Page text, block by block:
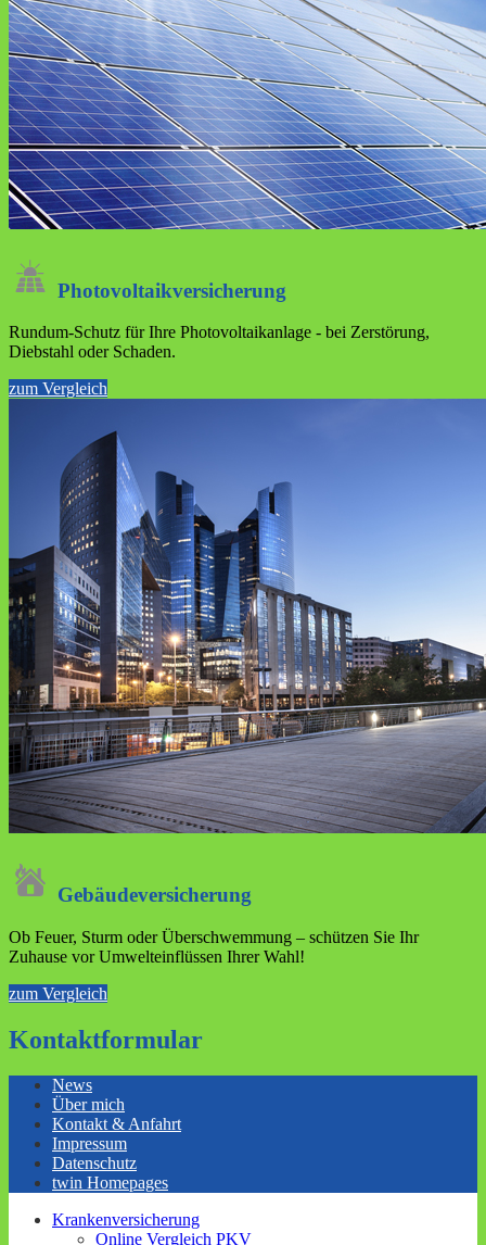
Photo­voltaik­versicherung
Rundum-Schutz für Ihre Photovoltaikanlage - bei Zerstörung,
Diebstahl oder Schaden.
zum Vergleich
Gebäude­versicherung
Ob Feuer, Sturm oder Überschwemmung – schützen Sie Ihr
Zuhause vor Umwelteinflüssen Ihrer Wahl!
zum Vergleich
Kontaktformular
News
Über mich
Kontakt & Anfahrt
Impressum
Datenschutz
twin Homepages
Krankenversicherung
Online Vergleich PKV